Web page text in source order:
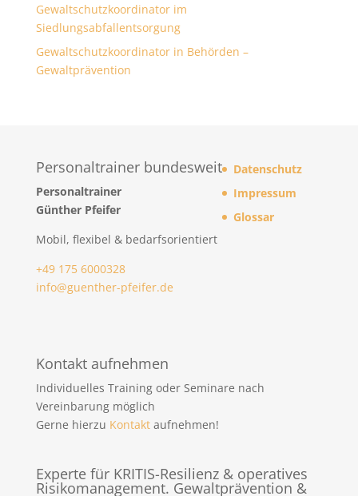
Gewaltschutzkoordinator im
Siedlungsabfallentsorgung
Gewaltschutzkoordinator in Behörden –
Gewaltprävention
Personaltrainer bundesweit
Personaltrainer
Günther Pfeifer
Mobil, flexibel & bedarfsorientiert
+49 175 6000328
info@guenther-pfeifer.de
Datenschutz
Impressum
Glossar
Kontakt aufnehmen
Individuelles Training oder Seminare nach
Vereinbarung möglich
Gerne hierzu Kontaktaufnehmen!
Experte für KRITIS-Resilienz & operatives
Risikomanagement. Gewaltprävention &